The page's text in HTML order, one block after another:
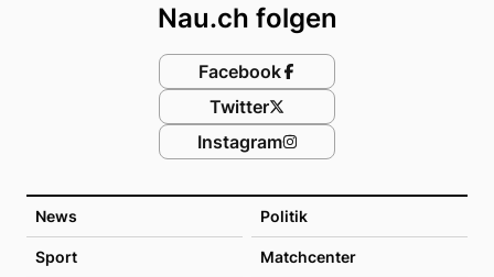
News Politik
Sport Matchcenter
Nau.ch folgen
Facebook
Twitter
Instagram